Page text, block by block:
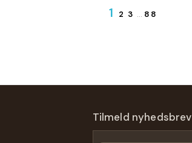
1 2 3 … 88
Tilmeld nyhedsbrev